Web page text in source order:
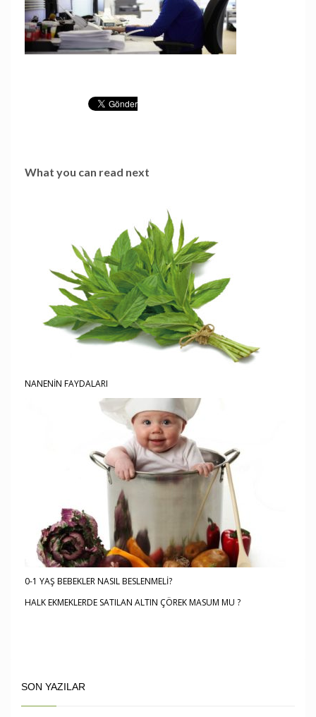
What you can read next
NANENİN FAYDALARI
0-1 YAŞ BEBEKLER NASIL BESLENMELİ?
HALK EKMEKLERDE SATILAN ALTIN ÇÖREK MASUM MU ?
SON YAZILAR